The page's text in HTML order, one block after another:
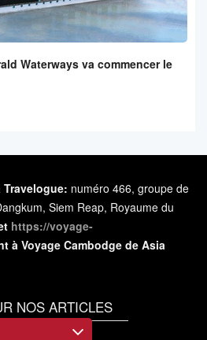
Waterways va commencer le
Travelogue: numéro 466, groupe de
Siem Reap, Royaume du
https://voyage-
à Voyage Cambodge de Asia
NOS ARTICLES